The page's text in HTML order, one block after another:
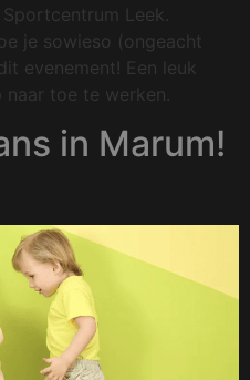
Leek.
je sowieso (ongeacht
evenement! Een leuk
toe te werken.
in Marum!